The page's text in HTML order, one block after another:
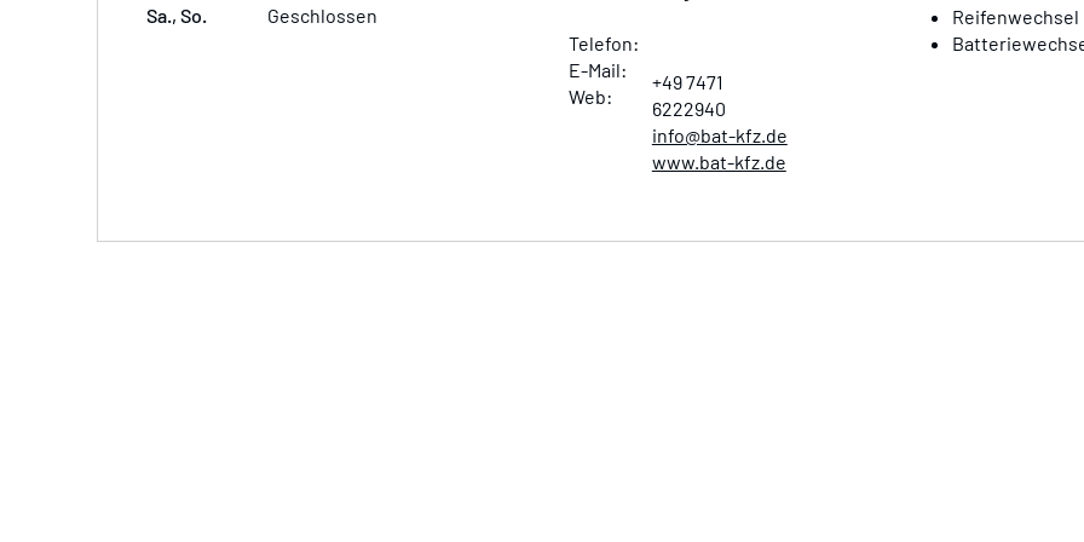
Sa., So. Geschlossen
Telefon:
E-Mail:
Web:
+49 7471
6222940
info@bat-kfz.de
www.bat-kfz.de
Reifenwechsel